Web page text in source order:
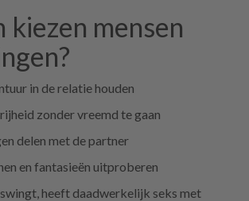
kiezen mensen
in de relatie houden
zonder vreemd te gaan
delen met de partner
en fantasieën uitproberen
heeft daadwerkelijk seks met